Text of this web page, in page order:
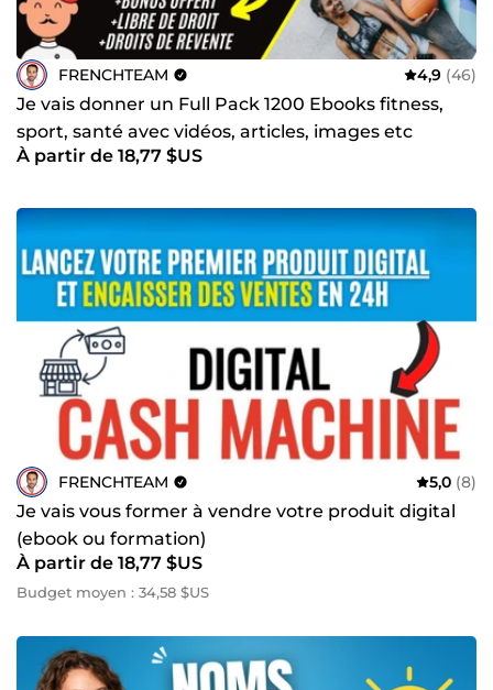
FRENCHTEAM 4,9 (46)
Je vais donner un Full Pack 1200 Ebooks fitness,
sport, santé avec vidéos, articles, images etc
À partir de 18,77 $US
FRENCHTEAM 5,0 (8)
Je vais vous former à vendre votre produit digital
(ebook ou formation)
À partir de 18,77 $US
Budget moyen : 34,58 $US